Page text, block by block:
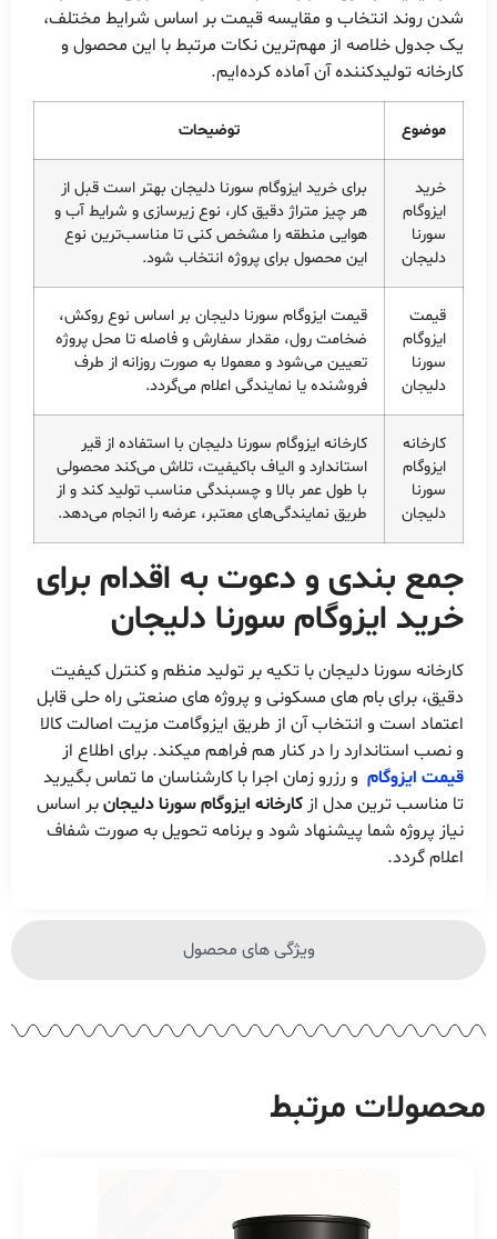
ویژگی های محصول
شدن روند انتخاب و مقایسه قیمت بر اساس شرایط مختلف،
یک جدول خلاصه از مهم‌ترین نکات مرتبط با این محصول و
کارخانه تولیدکننده آن آماده کرده‌ایم.
موضوع توضیحات
خرید
ایزوگام
سورنا
دلیجان
برای خرید ایزوگام سورنا دلیجان بهتر است قبل از
هر چیز متراژ دقیق کار، نوع زیرسازی و شرایط آب و
هوایی منطقه را مشخص کنی تا مناسب‌ترین نوع
این محصول برای پروژه انتخاب شود.
قیمت
ایزوگام
سورنا
دلیجان
قیمت ایزوگام سورنا دلیجان بر اساس نوع روکش،
ضخامت رول، مقدار سفارش و فاصله تا محل پروژه
تعیین می‌شود و معمولا به صورت روزانه از طرف
فروشنده یا نمایندگی اعلام می‌گردد.
کارخانه
ایزوگام
سورنا
دلیجان
کارخانه ایزوگام سورنا دلیجان با استفاده از قیر
استاندارد و الیاف باکیفیت، تلاش می‌کند محصولی
با طول عمر بالا و چسبندگی مناسب تولید کند و از
طریق نمایندگی‌های معتبر، عرضه را انجام می‌دهد.
جمع بندی و دعوت به اقدام برای
خرید ایزوگام سورنا دلیجان
کارخانه سورنا دلیجان با تکیه بر تولید منظم و کنترل کیفیت
دقیق، برای بام های مسکونی و پروژه های صنعتی راه حلی قابل
اعتماد است و انتخاب آن از طریق ایزوگامت مزیت اصالت کالا
و نصب استاندارد را در کنار هم فراهم میکند. برای اطلاع از
قیمت ایزوگام و رزرو زمان اجرا با کارشناسان ما تماس بگیرید
تا مناسب ترین مدل از کارخانه ایزوگام سورنا دلیجانبر اساس
نیاز پروژه شما پیشنهاد شود و برنامه تحویل به صورت شفاف
اعلام گردد.
محصولات مرتبط